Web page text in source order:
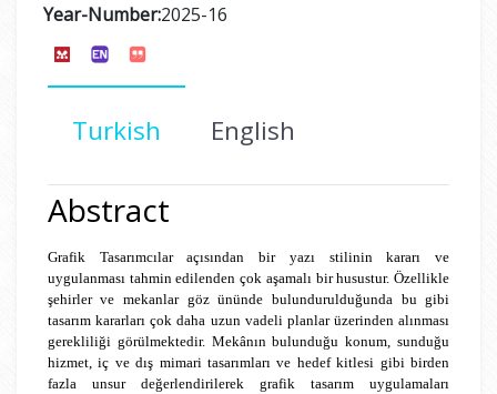
Year-Number:2025-16
Turkish English
Abstract
Grafik Tasarımcılar açısından bir yazı stilinin kararı ve
uygulanması tahmin edilenden çok aşamalı bir husustur. Özellikle
şehirler ve mekanlar göz ününde bulundurulduğunda bu gibi
tasarım kararları çok daha uzun vadeli planlar üzerinden alınması
gerekliliği görülmektedir. Mekânın bulunduğu konum, sunduğu
hizmet, iç ve dış mimari tasarımları ve hedef kitlesi gibi birden
fazla unsur değerlendirilerek grafik tasarım uygulamaları